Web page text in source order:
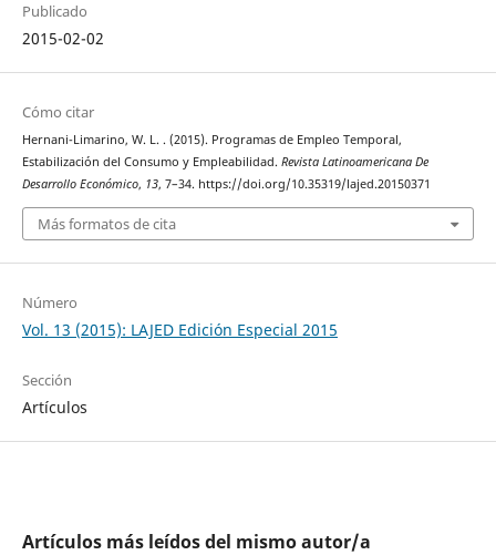
Publicado
2015-02-02
Cómo citar
Hernani-Limarino, W. L. . (2015). Programas de Empleo Temporal,
Estabilización del Consumo y Empleabilidad. Revista Latinoamericana De
Desarrollo Económico, 13, 7–34. https://doi.org/10.35319/lajed.20150371
Más formatos de cita
Número
Vol. 13 (2015): LAJED Edición Especial 2015
Sección
Artículos
Artículos más leídos del mismo autor/a